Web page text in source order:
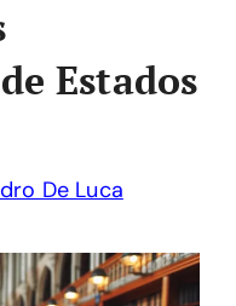
Estados
De Luca